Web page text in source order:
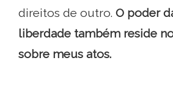
direitos de outro. O poder
liberdade também reside
sobre meus atos.